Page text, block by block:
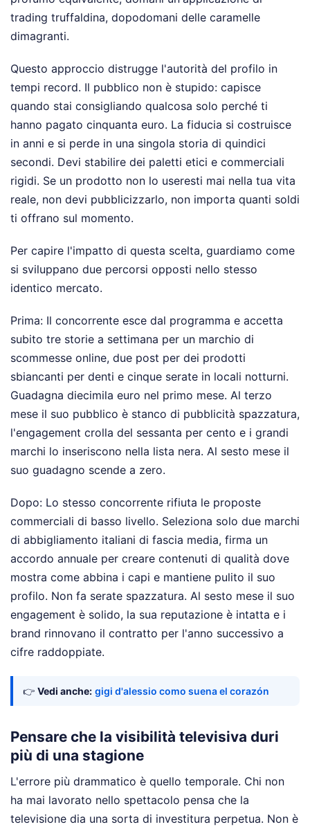
trading truffaldina, dopodomani delle caramelle
dimagranti.
Questo approccio distrugge l'autorità del profilo in
tempi record. Il pubblico non è stupido: capisce
quando stai consigliando qualcosa solo perché ti
hanno pagato cinquanta euro. La fiducia si costruisce
in anni e si perde in una singola storia di quindici
secondi. Devi stabilire dei paletti etici e commerciali
rigidi. Se un prodotto non lo useresti mai nella tua vita
reale, non devi pubblicizzarlo, non importa quanti soldi
ti offrano sul momento.
Per capire l'impatto di questa scelta, guardiamo come
si sviluppano due percorsi opposti nello stesso
identico mercato.
Prima: Il concorrente esce dal programma e accetta
subito tre storie a settimana per un marchio di
scommesse online, due post per dei prodotti
sbiancanti per denti e cinque serate in locali notturni.
Guadagna diecimila euro nel primo mese. Al terzo
mese il suo pubblico è stanco di pubblicità spazzatura,
l'engagement crolla del sessanta per cento e i grandi
marchi lo inseriscono nella lista nera. Al sesto mese il
suo guadagno scende a zero.
Dopo: Lo stesso concorrente rifiuta le proposte
commerciali di basso livello. Seleziona solo due marchi
di abbigliamento italiani di fascia media, firma un
accordo annuale per creare contenuti di qualità dove
mostra come abbina i capi e mantiene pulito il suo
profilo. Non fa serate spazzatura. Al sesto mese il suo
engagement è solido, la sua reputazione è intatta e i
brand rinnovano il contratto per l'anno successivo a
cifre raddoppiate.
👉 Vedi anche: gigi d'alessio como suena el corazón
Pensare che la visibilità televisiva duri
più di una stagione
L'errore più drammatico è quello temporale. Chi non
ha mai lavorato nello spettacolo pensa che la
televisione dia una sorta di investitura perpetua. Non è